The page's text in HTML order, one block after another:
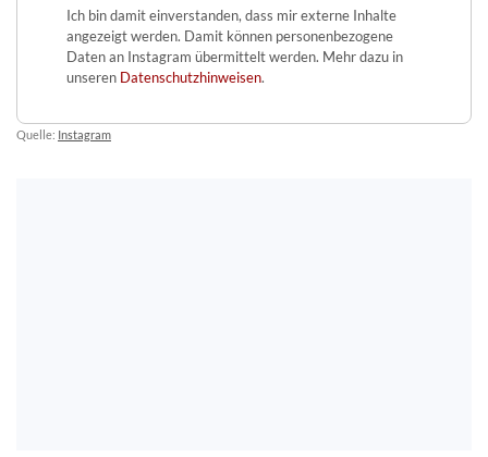
Ich bin damit einverstanden, dass mir externe Inhalte
angezeigt werden. Damit können personenbezogene
Daten an Instagram übermittelt werden. Mehr dazu in
unseren Datenschutzhinweisen.
Quelle: Instagram